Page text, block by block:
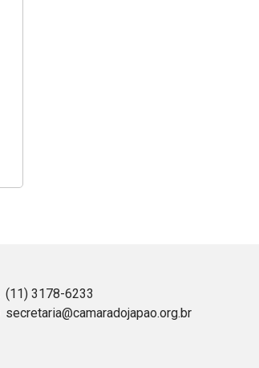
(11) 3178-6233
secretaria@camaradojapao.org.br